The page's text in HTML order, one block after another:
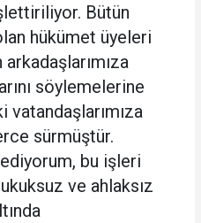
Bütün
hükümet üyeleri
söylemelerine
vatandaşlarımıza
sürmüştür.
bu işleri
ve ahlaksız